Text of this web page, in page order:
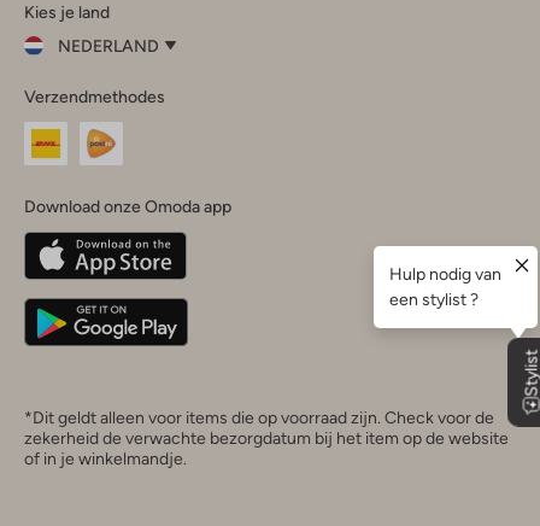
InstagramFacebook
Kies je land
NEDERLAND
je
land
Nederland
Belgique(Français)
Deutschland
Verzendmethodes
Download onze Omoda app
*Dit geldt alleen voor items die op voorraad zijn. Check voor de
zekerheid de verwachte bezorgdatum bij het item op de website
of in je winkelmandje.